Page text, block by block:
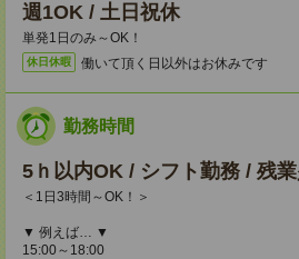
週1OK / 土日祝休
単発1日のみ～OK！
休日休暇 働いて頂く日以外はお休みです
勤務時間
5ｈ以内OK / シフト勤務 / 残
＜1日3時間～OK！＞
▼ 例えば… ▼
15:00～18:00